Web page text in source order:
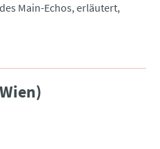
Main-Echos, erläutert,